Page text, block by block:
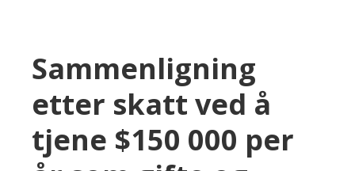
Sammenligning
etter skatt ved å
tjene $150 000 per